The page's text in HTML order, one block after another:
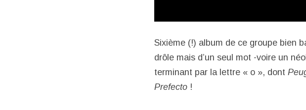
Sixième (!) album de ce groupe bien
drôle mais d’un seul mot -voire un
terminant par la lettre « o », dont
Prefecto !